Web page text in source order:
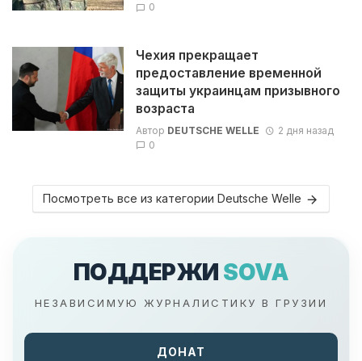
0
Чехия прекращает
предоставление временной
защиты украинцам призывного
возраста
Автор DEUTSCHE WELLE
2 дня назад
0
Посмотреть все из категории Deutsche Welle
ПОДДЕРЖИ SOVA
НЕЗАВИСИМУЮ ЖУРНАЛИСТИКУ В ГРУЗИИ
ДОНАТ